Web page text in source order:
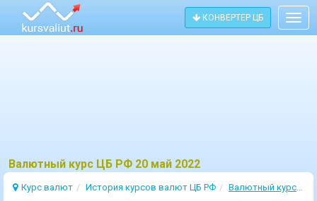
КОНВЕРТЕР ЦБ
Bалютный курс ЦБ РФ 20 май 2022
Курс валют История курсов валют ЦБ РФ Валютный курс 20 Май 2022